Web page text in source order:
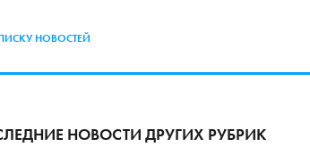
НОВОСТЕЙ
НОВОСТИ ДРУГИХ РУБРИК